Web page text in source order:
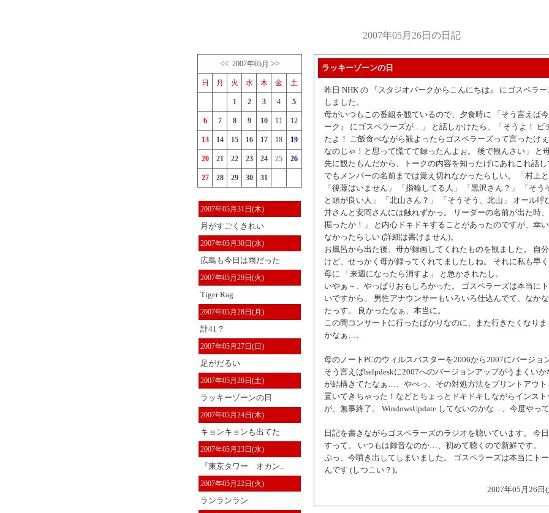
2007年05月26日の日記
<< 2007年05月 >>
日 月 火 水 木 金 土
1 2 3 4 5
6 7 8 9 10 11 12
13 14 15 16 17 18 19
20 21 22 23 24 25 26
27 28 29 30 31
2007年05月31日(木)
月がすごくきれい
2007年05月30日(水)
広島も今日は雨だった
2007年05月29日(火)
Tiger Rag
2007年05月28日(月)
計41？
2007年05月27日(日)
足がだるい
2007年05月26日(土)
ラッキーゾーンの日
2007年05月24日(木)
キョンキョンも出てた
2007年05月23日(水)
『東京タワー オカン..
2007年05月22日(火)
ランランラン
ラッキーゾーンの日
昨日 NHK の 『スタジオパークからこんにちは』 にゴスペラ
しました。
母がいつもこの番組を観ているので、夕食時に 「そう言えば
ーク』 にゴスペラーズが…」 と話しかけたら、「そうよ！ ビ
たよ！ ご飯食べながら観よったらゴスペラーズって言ったけ
なのじゃ！と思って慌てて録ったんよぉ。 後で観んさい」 と
先に観たもんだから、トークの内容を知ったげにあれこれ話
でもメンバーの名前までは覚え切れなかったらしい。 「村
「後藤はいません」 「指輪してる人」 「黒沢さん？」 「そう
と頭が良い人」 「北山さん？」 「そうそう、北山」 オール呼
井さんと安岡さんには触れずかっ。 リーダーの名前が出た時
掘ったか！」 と内心ドキドキすることがあったのですが、幸
なかったらしい (詳細は書けません)。
お風呂から出た後、母が録画してくれたものを観ました。 自
けど、せっかく母が録ってくれてましたしね。 それに私も早
母に 「来週になったら消すよ」 と急かされたし。
いやぁ～、やっぱりおもしろかった。 ゴスペラーズは本当に
いですから。 男性アナウンサーもいろいろ仕込んでて、なか
たっす。 良かったなぁ、本当に。
この間コンサートに行ったばかりなのに、また行きたくなり
かなぁ…。
母のノートPCのウィルスバスターを2006から2007にバージョ
そう言えばhelpdeskに2007へのバージョンアップがうまくい
が結構きてたなぁ…、やべっ、その対処方法をプリントアウ
置いてきちゃった！などとちょっとドキドキしながらインス
が、無事終了。 WindowsUpdate してないのかな…、今度やっ
日記を書きながらゴスペラーズのラジオを聴いています。 今
すって。 いつもは録音なのか…、初めて聴くので新鮮です。
ぷっ、今噴き出してしまいました。 ゴスペラーズは本当にト
んです (しつこい？)。
2007年05月26日